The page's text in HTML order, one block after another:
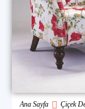
Ana Sayfa Çiçek